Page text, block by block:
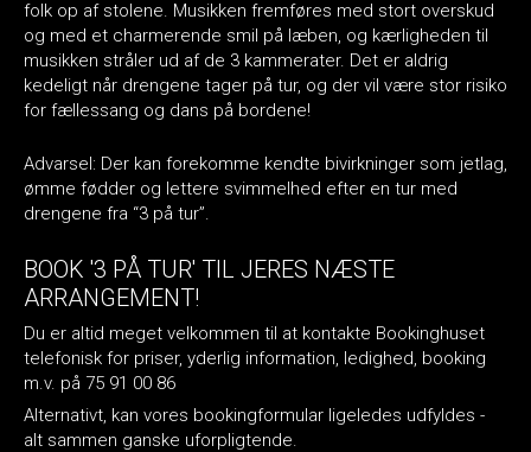
folk op af stolene. Musikken fremføres med stort overskud
og med et charmerende smil på læben, og kærligheden til
musikken stråler ud af de 3 kammerater. Det er aldrig
kedeligt når drengene tager på tur, og der vil være stor risiko
for fællessang og dans på bordene!
Advarsel: Der kan forekomme kendte bivirkninger som jetlag,
ømme fødder og lettere svimmelhed efter en tur med
drengene fra “3 på tur”.
BOOK '3 PÅ TUR' TIL JERES NÆSTE
ARRANGEMENT!
Du er altid meget velkommen til at kontakte Bookinghuset
telefonisk for priser, yderlig information, ledighed, booking
m.v. på 75 91 00 86
Alternativt, kan vores bookingformular ligeledes udfyldes -
alt sammen ganske uforpligtende.